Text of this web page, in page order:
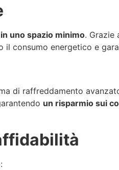
uno spazio minimo. Grazie
il consumo energetico e
di raffreddamento
un risparmio sui
: